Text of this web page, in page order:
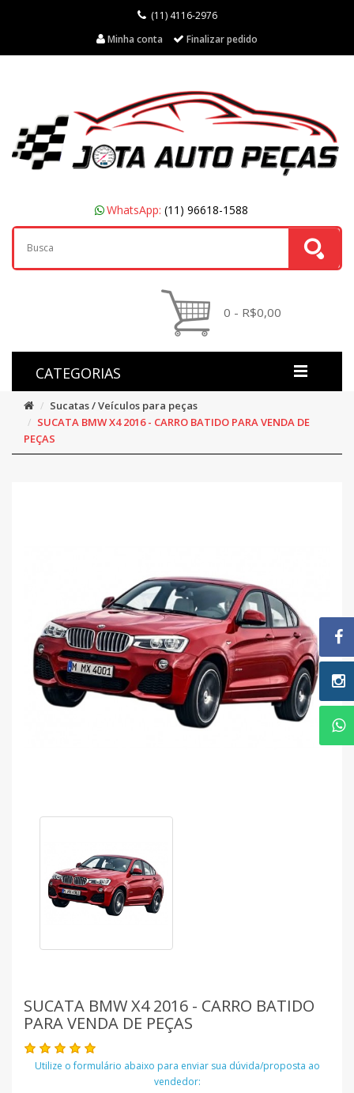
(11) 4116-2976
Minha conta
Finalizar pedido
WhatsApp: (11) 96618-1588
0 - R$0,00
CATEGORIAS
Sucatas / Veículos para peças
SUCATA BMW X4 2016 - CARRO BATIDO PARA VENDA DE
PEÇAS
SUCATA BMW X4 2016 - CARRO BATIDO
PARA VENDA DE PEÇAS
Utilize o formulário abaixo para enviar sua dúvida/proposta ao
vendedor: